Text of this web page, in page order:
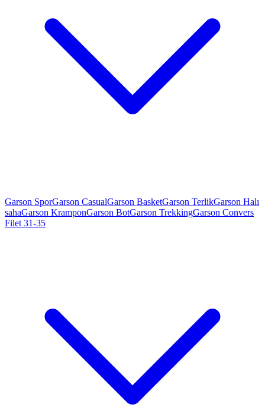
Garson SporGarson CasualGarson BasketGarson TerlikGarson Halı
sahaGarson KramponGarson BotGarson TrekkingGarson Convers
Filet 31-35